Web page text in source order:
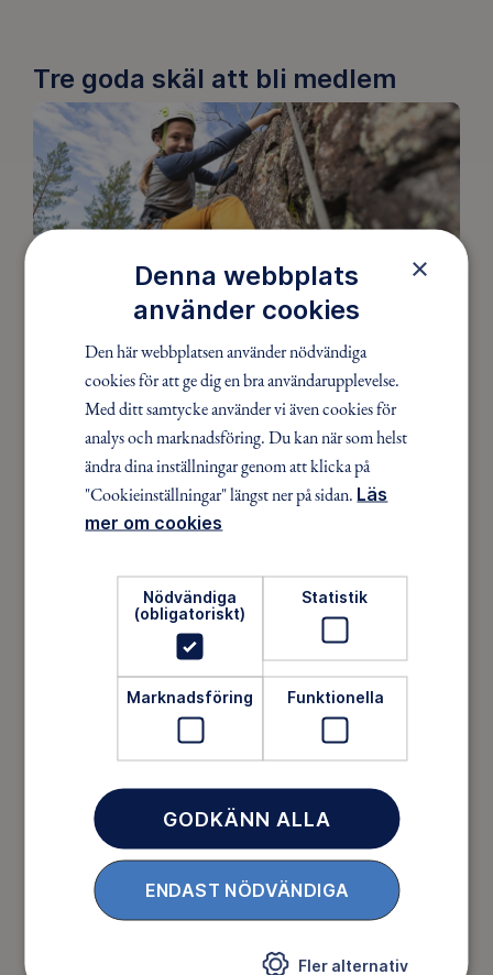
Tre goda skäl att bli medlem
Upptäck nya äventyr
Som medlem har du tillgång till alla våra äventyr,
över hela landet. Våra ideella ledare guidar barn,
unga och vuxna på roliga och trygga äventyr i
skogen, på vattnet, snön, isen och på fjället.
Friluftsfrämjandet arbetar för att så många som
möjligt ska upptäcka den rörelseglädje och de
hälsoeffekter som naturen ger. Som medlem bidrar
du också till vårt arbete med att skydda
allemansrätten.
×
Denna webbplats
använder cookies
Den här webbplatsen använder nödvändiga
cookies för att ge dig en bra användarupplevelse.
Med ditt samtycke använder vi även cookies för
analys och marknadsföring. Du kan när som helst
ändra dina inställningar genom att klicka på
"Cookieinställningar" längst ner på sidan. Läs
mer om cookies
Nödvändiga
(obligatoriskt)
Statistik
Marknadsföring Funktionella
GODKÄNN ALLA
ENDAST NÖDVÄNDIGA
Fler alternativ